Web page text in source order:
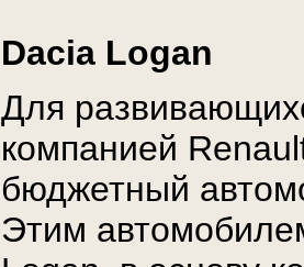
Dacia Logan
Для
компанией
бюджетный
Этим